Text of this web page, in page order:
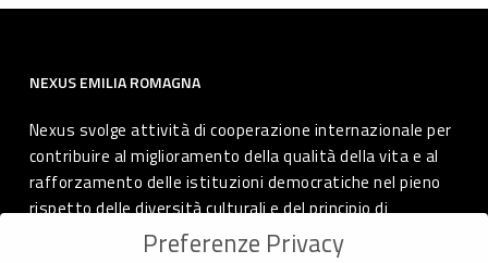
NEXUS EMILIA ROMAGNA
Nexus svolge attività di cooperazione internazionale per
contribuire al miglioramento della qualità della vita e al
rafforzamento delle istituzioni democratiche nel pieno
rispetto delle diversità culturali e del principio di
autodeterminazione dei popoli.
Preferenze Privacy